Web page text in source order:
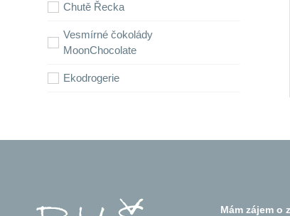
Chutě Řecka
Vesmírné čokolády
MoonChocolate
Ekodrogerie
Mám zájem o